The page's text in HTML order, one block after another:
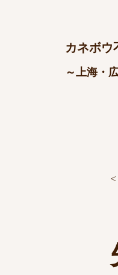
カネボウ
～上海・